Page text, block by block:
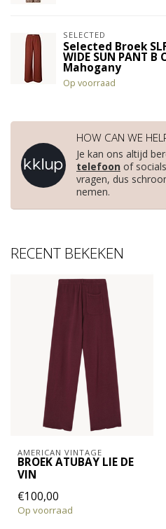
SELECTED
Selected Broek
WIDE SUN PANT B
Mahogany
Op voorraad
HOW CAN WE
Je kan ons altijd
telefoon of
vragen, dus
nemen.
RECENT BEKEKEN
AMERICAN VINTAGE
BROEK ATUBAY LIE DE
VIN
€100,00
Op voorraad